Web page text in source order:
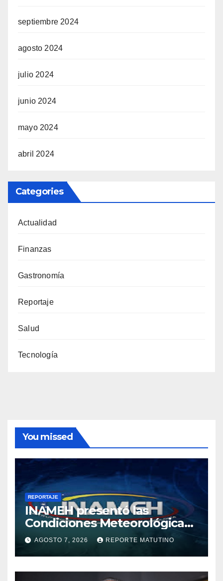
septiembre 2024
agosto 2024
julio 2024
junio 2024
mayo 2024
abril 2024
Categories
Actualidad
Finanzas
Gastronomía
Reportaje
Salud
Tecnología
You missed
REPORTAJE
INAMEH presentó las
Condiciones Meteorológicas
para las próximas 24 horas,
de este viernes 7 de agosto
2026
AGOSTO 7, 2026 REPORTE MATUTINO